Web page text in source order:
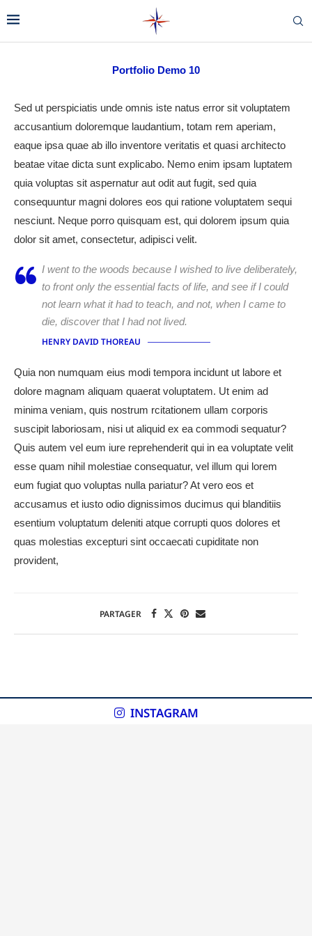
Portfolio Demo 10
Sed ut perspiciatis unde omnis iste natus error sit voluptatem
accusantium doloremque laudantium, totam rem aperiam,
eaque ipsa quae ab illo inventore veritatis et quasi architecto
beatae vitae dicta sunt explicabo. Nemo enim ipsam luptatem
quia voluptas sit aspernatur aut odit aut fugit, sed quia
consequuntur magni dolores eos qui ratione voluptatem sequi
nesciunt. Neque porro quisquam est, qui dolorem ipsum quia
dolor sit amet, consectetur, adipisci velit.
I went to the woods because I wished to live deliberately,
to front only the essential facts of life, and see if I could
not learn what it had to teach, and not, when I came to
die, discover that I had not lived.
HENRY DAVID THOREAU
Quia non numquam eius modi tempora incidunt ut labore et
dolore magnam aliquam quaerat voluptatem. Ut enim ad
minima veniam, quis nostrum rcitationem ullam corporis
suscipit laboriosam, nisi ut aliquid ex ea commodi sequatur?
Quis autem vel eum iure reprehenderit qui in ea voluptate velit
esse quam nihil molestiae consequatur, vel illum qui lorem
eum fugiat quo voluptas nulla pariatur? At vero eos et
accusamus et iusto odio dignissimos ducimus qui blanditiis
esentium voluptatum deleniti atque corrupti quos dolores et
quas molestias excepturi sint occaecati cupiditate non
provident,
PARTAGER
INSTAGRAM